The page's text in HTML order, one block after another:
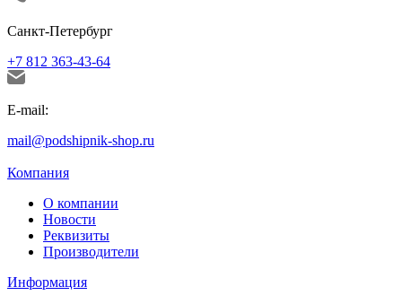
Санкт-Петербург
+7 812 363-43-64
E-mail:
mail@podshipnik-shop.ru
Компания
О компании
Новости
Реквизиты
Производители
Информация